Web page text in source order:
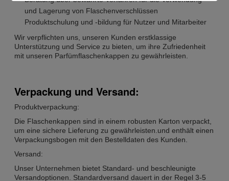
und Lagerung von Flaschenverschlüssen
Produktschulung und -bildung für Nutzer und Mitarbeiter
Wir verpflichten uns, unseren Kunden erstklassige
Unterstützung und Service zu bieten, um ihre Zufriedenheit
mit unseren Parfümflaschenkappen zu gewährleisten.
Verpackung und Versand:
Produktverpackung:
Die Flaschenkappen sind in einem robusten Karton verpackt,
um eine sichere Lieferung zu gewährleisten.und enthält einen
Verpackungsbogen mit den Bestelldaten des Kunden.
Versand:
Unser Unternehmen bietet Standard- und beschleunigte
Versandoptionen. Standardversand dauert in der Regel 3-5